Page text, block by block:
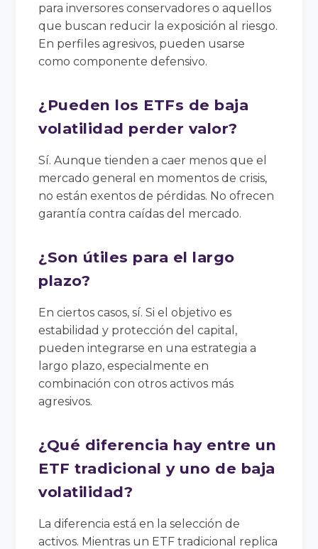
para inversores conservadores o aquellos
que buscan reducir la exposición al riesgo.
En perfiles agresivos, pueden usarse
como componente defensivo.
¿Pueden los ETFs de baja
volatilidad perder valor?
Sí. Aunque tienden a caer menos que el
mercado general en momentos de crisis,
no están exentos de pérdidas. No ofrecen
garantía contra caídas del mercado.
¿Son útiles para el largo
plazo?
En ciertos casos, sí. Si el objetivo es
estabilidad y protección del capital,
pueden integrarse en una estrategia a
largo plazo, especialmente en
combinación con otros activos más
agresivos.
¿Qué diferencia hay entre un
ETF tradicional y uno de baja
volatilidad?
La diferencia está en la selección de
activos. Mientras un ETF tradicional replica